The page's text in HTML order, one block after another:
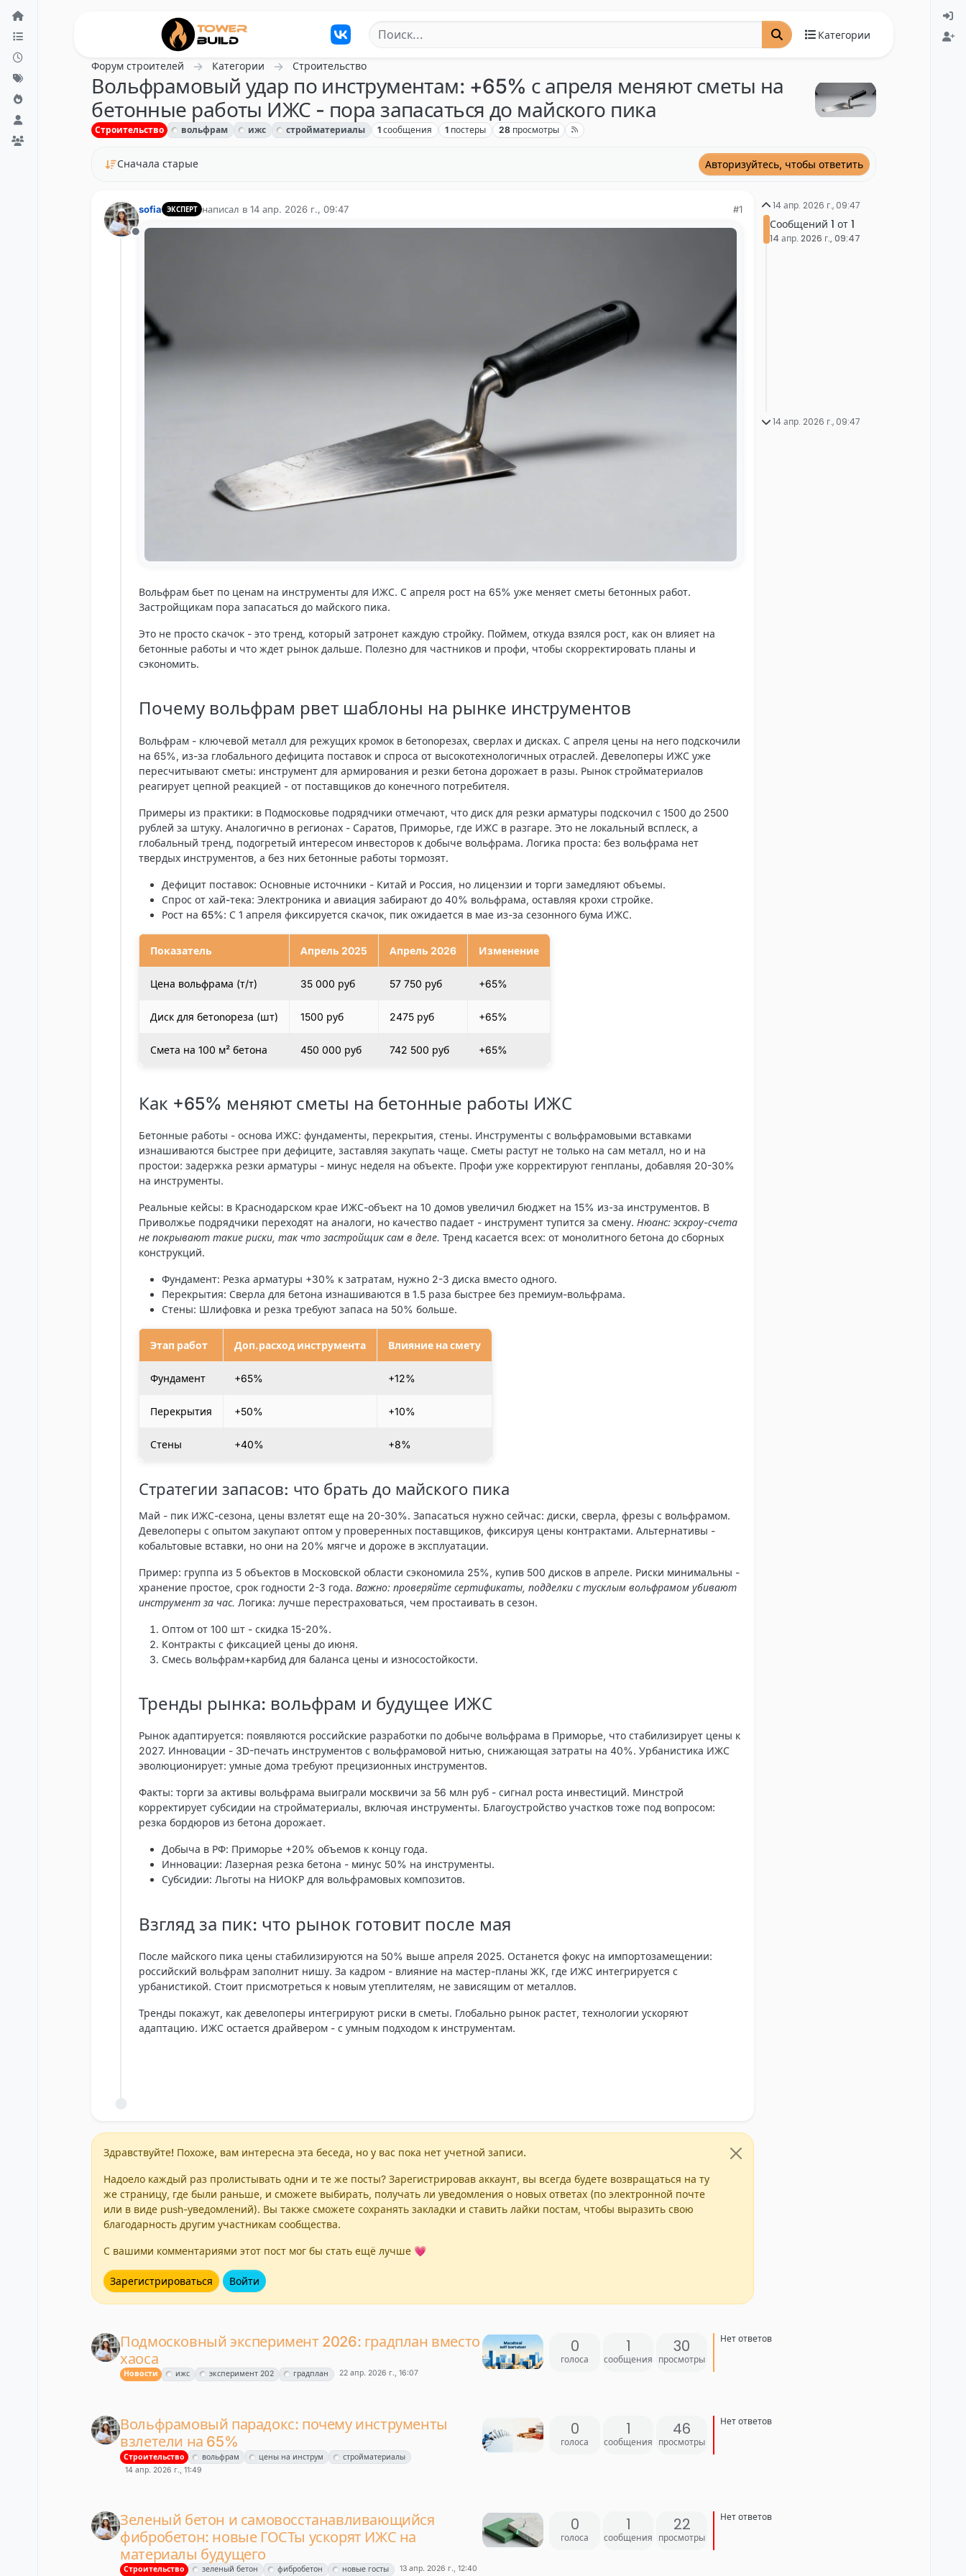
Перейти к содержанию
Категории
Форум строителей Категории Строительство
Вольфрамовый удар по инструментам: +65% с апреля меняют сметы на
бетонные работы ИЖС - пора запасаться до майского пика
Строительство вольфрам ижс стройматериалы 1 сообщения 1 постеры 28 просмотры
Сначала старые Авторизуйтесь, чтобы ответить
Не в сети
sofia ЭКСПЕРТ написал в 14 апр. 2026 г., 09:47
отредактировано
#1
Вольфрам бьет по ценам на инструменты для ИЖС. С апреля рост на 65% уже меняет сметы бетонных работ.
Застройщикам пора запасаться до майского пика.
Это не просто скачок - это тренд, который затронет каждую стройку. Поймем, откуда взялся рост, как он влияет на
бетонные работы и что ждет рынок дальше. Полезно для частников и профи, чтобы скорректировать планы и
сэкономить.
Почему вольфрам рвет шаблоны на рынке инструментов
Вольфрам - ключевой металл для режущих кромок в бетonoрезах, сверлах и дисках. С апреля цены на него подскочили
на 65%, из-за глобального дефицита поставок и спроса от высокотехнологичных отраслей. Девелоперы ИЖС уже
пересчитывают сметы: инструмент для армирования и резки бетона дорожает в разы. Рынок стройматериалов
реагирует цепной реакцией - от поставщиков до конечного потребителя.
Примеры из практики: в Подмосковье подрядчики отмечают, что диск для резки арматуры подскочил с 1500 до 2500
рублей за штуку. Аналогично в регионах - Саратов, Приморье, где ИЖС в разгаре. Это не локальный всплеск, а
глобальный тренд, подогретый интересом инвесторов к добыче вольфрама. Логика проста: без вольфрама нет
твердых инструментов, а без них бетонные работы тормозят.
Дефицит поставок: Основные источники - Китай и Россия, но лицензии и торги замедляют объемы.
Спрос от хай-тека: Электроника и авиация забирают до 40% вольфрама, оставляя крохи стройке.
Рост на 65%: С 1 апреля фиксируется скачок, пик ожидается в мае из-за сезонного бума ИЖС.
Показатель Апрель 2025 Апрель 2026 Изменение
Цена вольфрама (т/т) 35 000 руб 57 750 руб +65%
Диск для бетonoреза (шт) 1500 руб 2475 руб +65%
Смета на 100 м² бетона 450 000 руб 742 500 руб +65%
Как +65% меняют сметы на бетонные работы ИЖС
Бетонные работы - основа ИЖС: фундаменты, перекрытия, стены. Инструменты с вольфрамовыми вставками
изнашиваются быстрее при дефиците, заставляя закупать чаще. Сметы растут не только на сам металл, но и на
простои: задержка резки арматуры - минус неделя на объекте. Профи уже корректируют генпланы, добавляя 20-30%
на инструменты.
Реальные кейсы: в Краснодарском крае ИЖС-объект на 10 домов увеличил бюджет на 15% из-за инструментов. В
Приволжье подрядчики переходят на аналоги, но качество падает - инструмент тупится за смену. Нюанс: эскроу-счета
не покрывают такие риски, так что застройщик сам в деле. Тренд касается всех: от монолитного бетона до сборных
конструкций.
Фундамент: Резка арматуры +30% к затратам, нужно 2-3 диска вместо одного.
Перекрытия: Сверла для бетона изнашиваются в 1.5 раза быстрее без премиум-вольфрама.
Стены: Шлифовка и резка требуют запаса на 50% больше.
Этап работ Доп.расход инструмента Влияние на смету
Фундамент +65% +12%
Перекрытия +50% +10%
Стены +40% +8%
Стратегии запасов: что брать до майского пика
Май - пик ИЖС-сезона, цены взлетят еще на 20-30%. Запасаться нужно сейчас: диски, сверла, фрезы с вольфрамом.
Девелоперы с опытом закупают оптом у проверенных поставщиков, фиксируя цены контрактами. Альтернативы -
кобальтовые вставки, но они на 20% мягче и дороже в эксплуатации.
Пример: группа из 5 объектов в Московской области сэкономила 25%, купив 500 дисков в апреле. Риски минимальны -
хранение простое, срок годности 2-3 года. Важно: проверяйте сертификаты, подделки с тусклым вольфрамом убивают
инструмент за час. Логика: лучше перестраховаться, чем простаивать в сезон.
Оптом от 100 шт - скидка 15-20%.
Контракты с фиксацией цены до июня.
Смесь вольфрам+карбид для баланса цены и износостойкости.
Тренды рынка: вольфрам и будущее ИЖС
Рынок адаптируется: появляются российские разработки по добыче вольфрама в Приморье, что стабилизирует цены к
2027. Инновации - 3D-печать инструментов с вольфрамовой нитью, снижающая затраты на 40%. Урбанистика ИЖС
эволюционирует: умные дома требуют прецизионных инструментов.
Факты: торги за активы вольфрама выиграли москвичи за 56 млн руб - сигнал роста инвестиций. Минстрой
корректирует субсидии на стройматериалы, включая инструменты. Благоустройство участков тоже под вопросом:
резка бордюров из бетона дорожает.
Добыча в РФ: Приморье +20% объемов к концу года.
Инновации: Лазерная резка бетона - минус 50% на инструменты.
Субсидии: Льготы на НИОКР для вольфрамовых композитов.
Взгляд за пик: что рынок готовит после мая
После майского пика цены стабилизируются на 50% выше апреля 2025. Останется фокус на импортозамещении:
российский вольфрам заполнит нишу. За кадром - влияние на мастер-планы ЖК, где ИЖС интегрируется с
урбанистикой. Стоит присмотреться к новым утеплителям, не зависящим от металлов.
Тренды покажут, как девелоперы интегрируют риски в сметы. Глобально рынок растет, технологии ускоряют
адаптацию. ИЖС остается драйвером - с умным подходом к инструментам.
Здравствуйте! Похоже, вам интересна эта беседа, но у вас пока нет учетной записи.
Надоело каждый раз пролистывать одни и те же посты? Зарегистрировав аккаунт, вы всегда будете возвращаться на ту
же страницу, где были раньше, и сможете выбирать, получать ли уведомления о новых ответах (по электронной почте
или в виде push-уведомлений). Вы также сможете сохранять закладки и ставить лайки постам, чтобы выразить свою
благодарность другим участникам сообщества.
С вашими комментариями этот пост мог бы стать ещё лучше 💗
Зарегистрироваться Войти
14 апр. 2026 г., 09:47
Сообщений 1 от 1
14 апр. 2026 г., 09:47
14 апр. 2026 г., 09:47
Подмосковный эксперимент 2026: градплан вместо
хаоса
Новости ижс эксперимент 202 градплан 22 апр. 2026 г., 16:07
0
голоса
1
сообщения
30
просмотры
Нет ответов
Вольфрамовый парадокс: почему инструменты
взлетели на 65%
Строительство вольфрам цены на инструм
стройматериалы
14 апр. 2026 г., 11:49
0
голоса
1
сообщения
46
просмотры
Нет ответов
Зеленый бетон и самовосстанавливающийся
фибробетон: новые ГОСТы ускорят ИЖС на
материалы будущего
Строительство зеленый бетон фибробетон новые госты 13 апр. 2026 г., 12:40
0
голоса
1
сообщения
22
просмотры
Нет ответов